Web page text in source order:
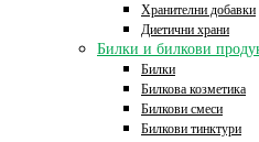
Хранителни добавки
Диетични храни
Билки и билкови
Билки
Билкова козметика
Билкови смеси
Билкови тинктури